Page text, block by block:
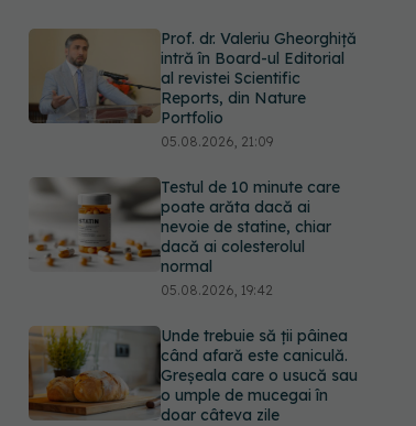
Prof. dr. Valeriu Gheorghiță
intră în Board-ul Editorial
al revistei Scientific
Reports, din Nature
Portfolio
05.08.2026, 21:09
Testul de 10 minute care
poate arăta dacă ai
nevoie de statine, chiar
dacă ai colesterolul
normal
05.08.2026, 19:42
Unde trebuie să ții pâinea
când afară este caniculă.
Greșeala care o usucă sau
o umple de mucegai în
doar câteva zile